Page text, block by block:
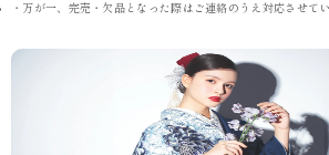
・万が一、完売・欠品となった際はご連絡のうえ対応させて